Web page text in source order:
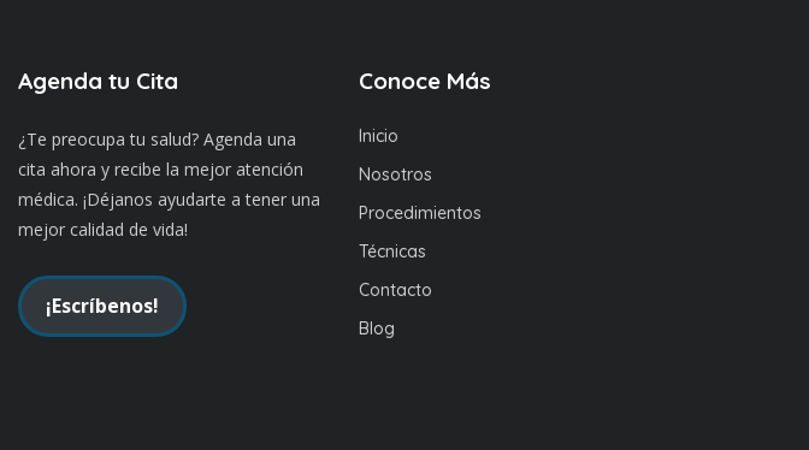
Agenda tu Cita
¿Te preocupa tu salud? Agenda una
cita ahora y recibe la mejor atención
médica. ¡Déjanos ayudarte a tener una
mejor calidad de vida!
¡Escríbenos!
Conoce Más
Inicio
Nosotros
Procedimientos
Técnicas
Contacto
Blog